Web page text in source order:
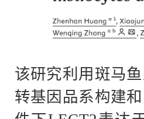
该研究利用斑马
转基因品系构建